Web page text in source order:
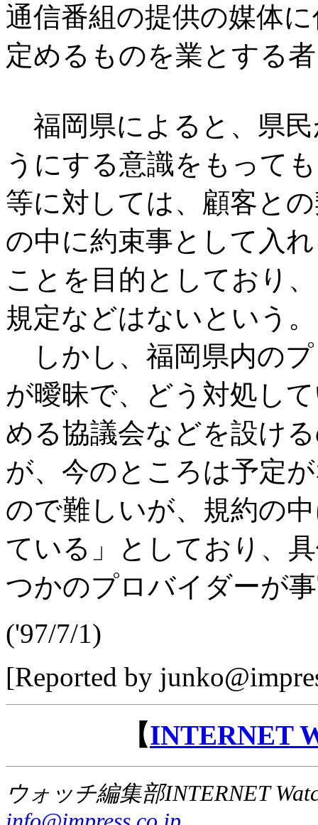
通信番組の提供の媒体
定めるものを業とする
福岡県によると、県
うにする意識をもって
等に対しては、顧客と
の中に約束事として入
ことを目的としており
規定などはないという。
しかし、福岡県内の
が曖昧で、どう対処し
める協議会などを設け
が、今のところは予定
ので難しいが、規約の
ている」としており、
つかのプロバイダーが
('97/7/1)
[Reported by
【INTERNET
ウォッチ編集部INTERNET